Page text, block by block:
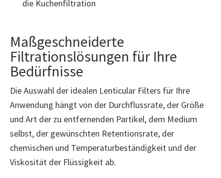
die Kuchenfiltration
Maßgeschneiderte
Filtrationslösungen für Ihre
Bedürfnisse
Die Auswahl der idealen Lenticular Filters für Ihre
Anwendung hängt von der Durchflussrate, der Größe
und Art der zu entfernenden Partikel, dem Medium
selbst, der gewünschten Retentionsrate, der
chemischen und Temperaturbeständigkeit und der
Viskosität der Flüssigkeit ab.